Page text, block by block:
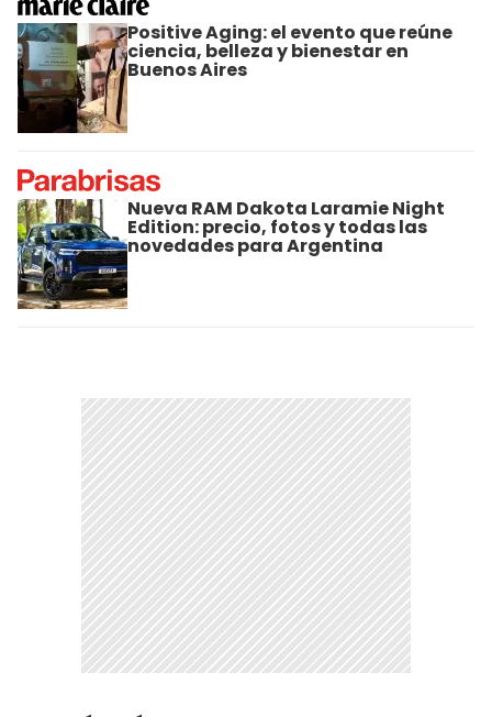
Positive Aging: el evento que reúne
ciencia, belleza y bienestar en
Buenos Aires
Nueva RAM Dakota Laramie Night
Edition: precio, fotos y todas las
novedades para Argentina